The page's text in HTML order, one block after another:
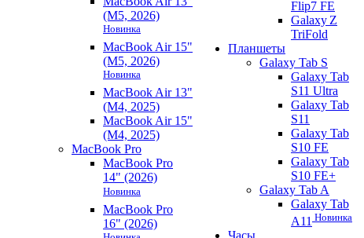
(M5, 2026)
Новинка
MacBook Air 15"
(M5, 2026)
Новинка
MacBook Air 13"
(M4, 2025)
MacBook Air 15"
(M4, 2025)
MacBook Pro
MacBook Pro
14" (2026)
Новинка
MacBook Pro
16" (2026)
Flip7 FE
Galaxy Z
TriFold
Планшеты
Galaxy Tab S
Galaxy Tab
S11 Ultra
Galaxy Tab
S11
Galaxy Tab
S10 FE
Galaxy Tab
S10 FE+
Galaxy Tab A
Galaxy Tab
A11 Новинка